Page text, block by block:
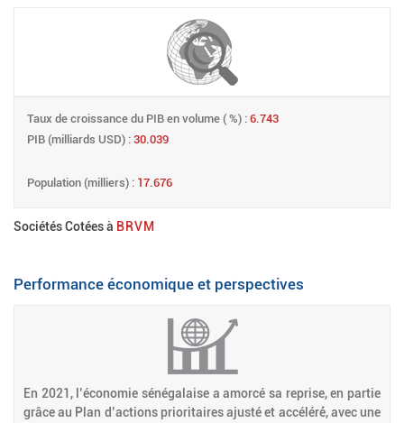
Taux de croissance du PIB en volume ( %) : 6.743
PIB (milliards USD) : 30.039
Population (milliers) : 17.676
Sociétés Cotées à BRVM
Performance économique et perspectives
En 2021, l’économie sénégalaise a amorcé sa reprise, en partie
grâce au Plan d’actions prioritaires ajusté et accéléré́, avec une